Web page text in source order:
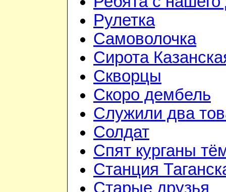
Рулетка
Самоволочка
Сирота
Скворцы
Скоро дембель
Служили два
Солдат
Спят курганы
Станция
Старые друзья